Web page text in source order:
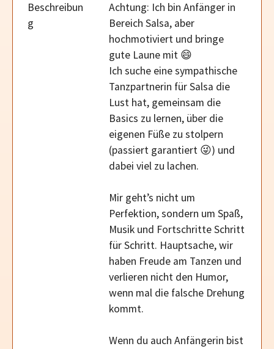
Beschreibun
g
Achtung: Ich bin Anfänger in
Bereich Salsa, aber
hochmotiviert und bringe
gute Laune mit 😄
Ich suche eine sympathische
Tanzpartnerin für Salsa die
Lust hat, gemeinsam die
Basics zu lernen, über die
eigenen Füße zu stolpern
(passiert garantiert 😜) und
dabei viel zu lachen.
Mir geht’s nicht um
Perfektion, sondern um Spaß,
Musik und Fortschritte Schritt
für Schritt. Hauptsache, wir
haben Freude am Tanzen und
verlieren nicht den Humor,
wenn mal die falsche Drehung
kommt.
Wenn du auch Anfängerin bist